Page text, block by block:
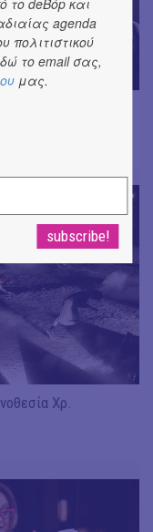
J. Gardev //
Χρ.
το deBόp και
agenda
πολιτιστικού
το email σας,
μας.